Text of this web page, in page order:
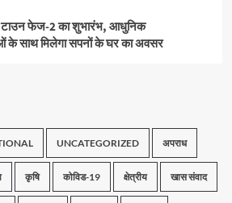
टाउन फेज-2 का शुभारंभ, आधुनिक
के साथ मिलेगा सपनों के घर का अवसर
UNCATEGORIZED अपराध
कृषि कोविड-19 क्षेत्रीय खास संवाद